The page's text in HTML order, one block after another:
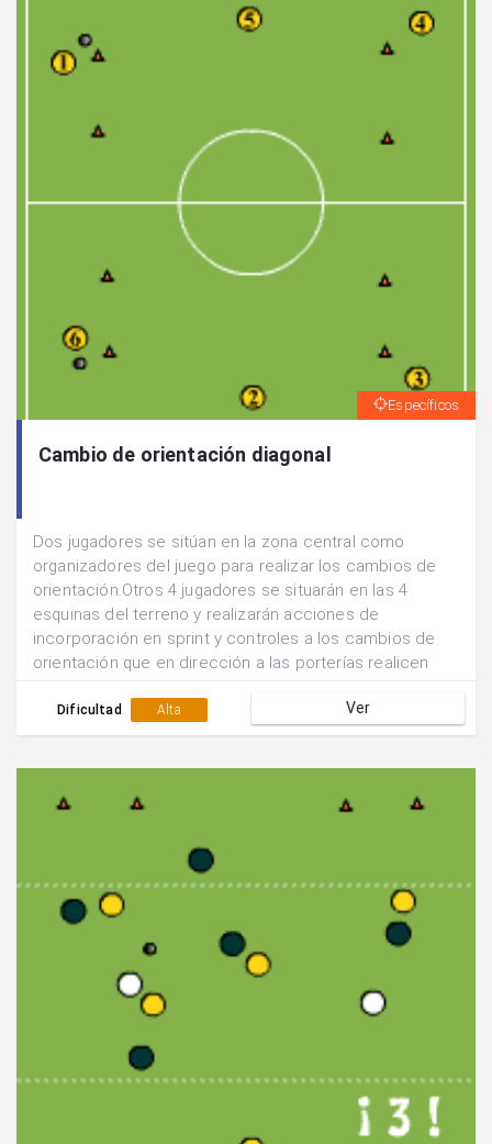
Específicos
Cambio de orientación diagonal
Dos jugadores se sitúan en la zona central como
organizadores del juego para realizar los cambios de
orientación.Otros 4 jugadores se situarán en las 4
esquinas del terreno y realizarán acciones de
incorporación en sprint y controles a los cambios de
orientación que en dirección a las porterías realicen
corto de una banda y realiza un pase largo hacia la otra
banda.
Dificultad Alta Ver